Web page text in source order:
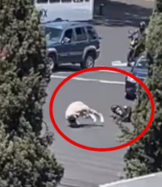
Archivos Municipales En Puerto Vallarta
Al CJNG Con Nuevos Cargos Y Objetivos
Márquez, Desaparecido En Puerto Vallarta
Legal De Las Descargas Residuales Al Mar
Ambiental Por Incendios Históricos
De Tritones Vallarta; Será Financiado Por
Puerto Vallarta, ¿para Quiénes Aplica Y Cómo
De Una Pipa En Tlaquepaque (VIDEO)
La Cuarta Transformación A Puerto Vallarta Y
En El Estero El Salado Por Su 26 Aniversario
Awards 2026 En Ciudad De México
En Puerto Vallarta Para Emprendedores Y
La Planilla Del PAN Vallarta Para El 2027